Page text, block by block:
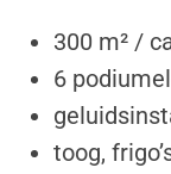
300 m² /
6
toog,